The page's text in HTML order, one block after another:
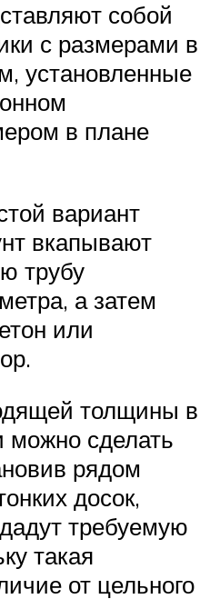
собой
с размерами в
установленные
в плане
вариант
вкапывают
трубу
а затем
или
толщины в
можно сделать
рядом
досок,
требуемую
такая
от цельного